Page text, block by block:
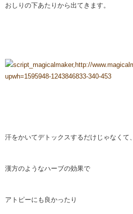
おしりの下あたりから出てきます。
汗をかいてデトックスするだけじゃなくて、
漢方のようなハーブの効果で
アトピーにも良かったり